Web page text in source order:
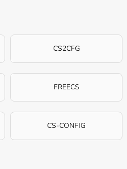
CS2CFG
FREECS
CS-CONFIG